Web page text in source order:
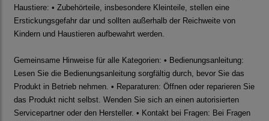
Haustiere: • Zubehörteile, insbesondere Kleinteile, stellen eine
Erstickungsgefahr dar und sollten außerhalb der Reichweite von
Kindern und Haustieren aufbewahrt werden.
Gemeinsame Hinweise für alle Kategorien: • Bedienungsanleitung:
Lesen Sie die Bedienungsanleitung sorgfältig durch, bevor Sie das
Produkt in Betrieb nehmen. • Reparaturen: Öffnen oder reparieren Sie
das Produkt nicht selbst. Wenden Sie sich an einen autorisierten
Servicepartner oder den Hersteller. • Kontakt bei Fragen: Bei Fragen